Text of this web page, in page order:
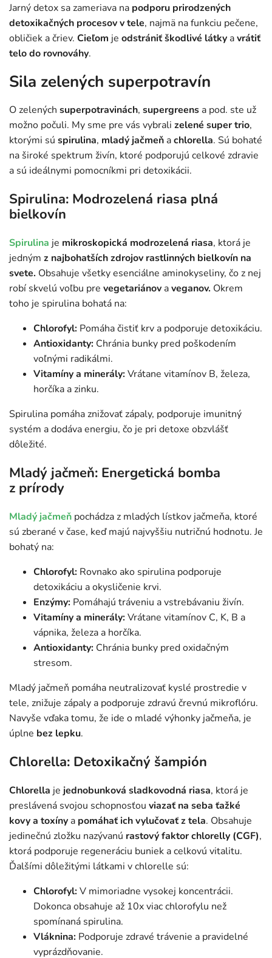
Jarný detox sa zameriava na podporu prirodzených
detoxikačných procesov v tele, najmä na funkciu pečene,
obličiek a čriev. Cieľom je odstrániť škodlivé látky avrátiť
telo do rovnováhy.
Sila zelených superpotravín
O zelených superpotravinách, supergreens a pod. ste už
možno počuli. My sme pre vás vybrali zelené super trio,
ktorými sú spirulina, mladý jačmeň achlorella. Sú bohaté
na široké spektrum živín, ktoré podporujú celkové zdravie
a sú ideálnymi pomocníkmi pri detoxikácii.
Spirulina: Modrozelená riasa plná
bielkovín
Spirulina je mikroskopická modrozelená riasa, ktorá je
jedným z najbohatších zdrojov rastlinných bielkovín na
svete. Obsahuje všetky esenciálne aminokyseliny, čo z nej
robí skvelú voľbu pre vegetariánov aveganov. Okrem
toho je spirulina bohatá na:
Chlorofyl: Pomáha čistiť krv a podporuje detoxikáciu.
Antioxidanty: Chránia bunky pred poškodením
voľnými radikálmi.
Vitamíny a minerály:Vrátane vitamínov B, železa,
horčíka a zinku.
Spirulina pomáha znižovať zápaly, podporuje imunitný
systém a dodáva energiu, čo je pri detoxe obzvlášť
dôležité.
Mladý jačmeň: Energetická bomba
z prírody
Mladý jačmeň pochádza z mladých lístkov jačmeňa, ktoré
sú zberané v čase, keď majú najvyššiu nutričnú hodnotu. Je
bohatý na:
Chlorofyl: Rovnako ako spirulina podporuje
detoxikáciu a okysličenie krvi.
Enzýmy: Pomáhajú tráveniu a vstrebávaniu živín.
Vitamíny a minerály:Vrátane vitamínov C, K, B a
vápnika, železa a horčíka.
Antioxidanty: Chránia bunky pred oxidačným
stresom.
Mladý jačmeň pomáha neutralizovať kyslé prostredie v
tele, znižuje zápaly a podporuje zdravú črevnú mikroflóru.
Navyše vďaka tomu, že ide o mladé výhonky jačmeňa, je
úplne bez lepku.
Chlorella: Detoxikačný šampión
Chlorella je jednobunková sladkovodná riasa, ktorá je
preslávená svojou schopnosťou viazať na seba ťažké
kovy a toxíny a pomáhať ich vylučovať z tela. Obsahuje
jedinečnú zložku nazývanú rastový faktor chlorelly (CGF),
ktorá podporuje regeneráciu buniek a celkovú vitalitu.
Ďalšími dôležitými látkami v chlorelle sú:
Chlorofyl:V mimoriadne vysokej koncentrácii.
Dokonca obsahuje až 10x viac chlorofylu než
spomínaná spirulina.
Vláknina: Podporuje zdravé trávenie a pravidelné
vyprázdňovanie.